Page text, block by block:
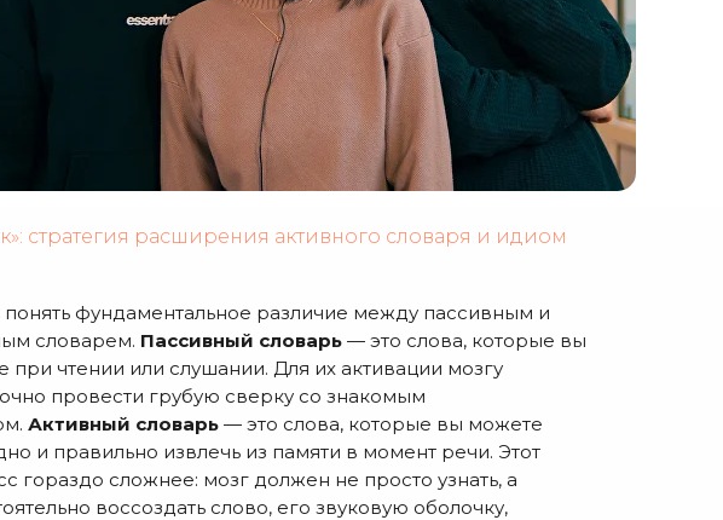
стратегия расширения активного словаря и идиом
фундаментальное различие между пассивным и
словарем. Пассивный словарь — это слова, которые вы
при чтении или слушании. Для их активации мозгу
провести грубую сверку со знакомым
Активный словарь — это слова, которые вы можете
и правильно извлечь из памяти в момент речи. Этот
гораздо сложнее: мозг должен не просто узнать, а
воссоздать слово, его звуковую оболочку,